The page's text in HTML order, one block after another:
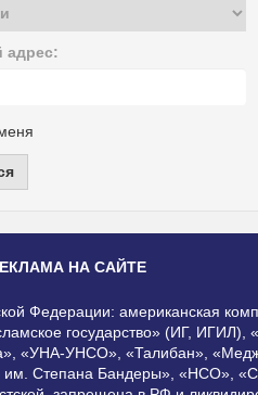
адрес:
НА САЙТЕ
Федерации: американская
государство» (ИГ,
«УНА-УНСО», «Талибан»,
им. Степана Бандеры», «НСО»,